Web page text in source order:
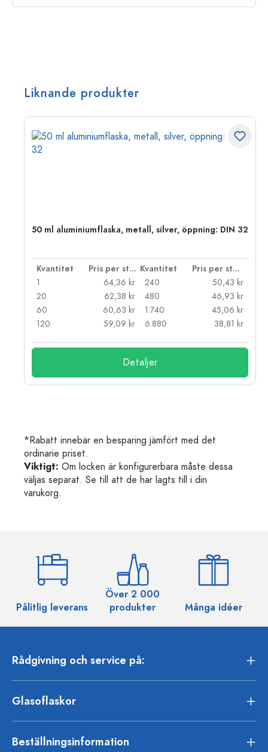
Liknande produkter
50 ml aluminiumflaska, metall, silver, öppning: DIN 32
Kvantitet Pris per styck Kvantitet
Pris per styck
1
64,36 kr
20
62,38 kr
60
60,63 kr
120
59,09 kr
240
50,43 kr
480
46,93 kr
1.740
45,06 kr
6.880
38,81 kr
Detaljer
*Rabatt innebär en besparing jämfört med det
ordinarie priset.
Viktigt: Om locken är konfigurerbara måste dessa
väljas separat. Se till att de har lagts till i din
varukorg.
Pålitlig leverans
Över 2 000
produkter
Många idéer
Rådgivning och service på:
Glasoflaskor
Beställningsinformation